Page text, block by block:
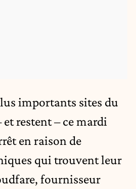
importants sites du
restent – ce mardi
en raison de
qui trouvent leur
fournisseur